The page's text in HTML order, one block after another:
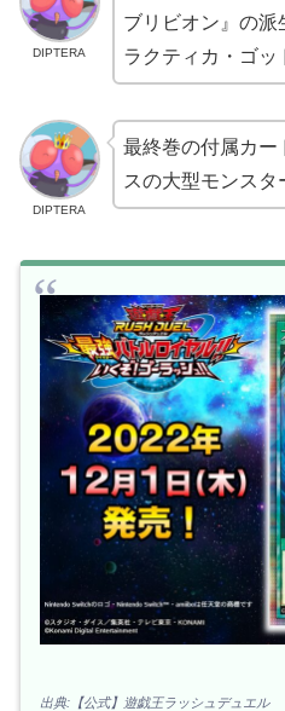
DIPTERA
ブリビオン』の派
ラクティカ・ゴッ
DIPTERA
最終巻の付属カー
スの大型モンスタ
出典:【公式】遊戯王ラッシュデュエル